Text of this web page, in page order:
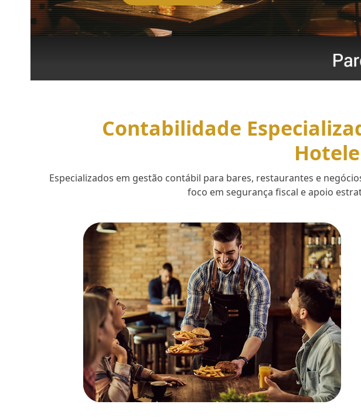
Contabilidade
Especializados em gestão contábil para bares, restaurantes e
foco em segurança fiscal e apoio